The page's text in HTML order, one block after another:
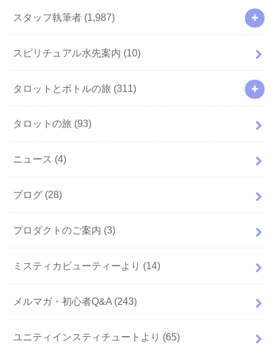
スタッフ執筆者 (1,987)
スピリチュアル水先案内 (10)
タロットとボトルの旅 (311)
タロットの旅 (93)
ニュース (4)
ブログ (28)
プロダクトのご案内 (3)
ミスティカビューティーより (14)
メルマガ・初心者Q&A (243)
ユニティインスティチュートより (65)